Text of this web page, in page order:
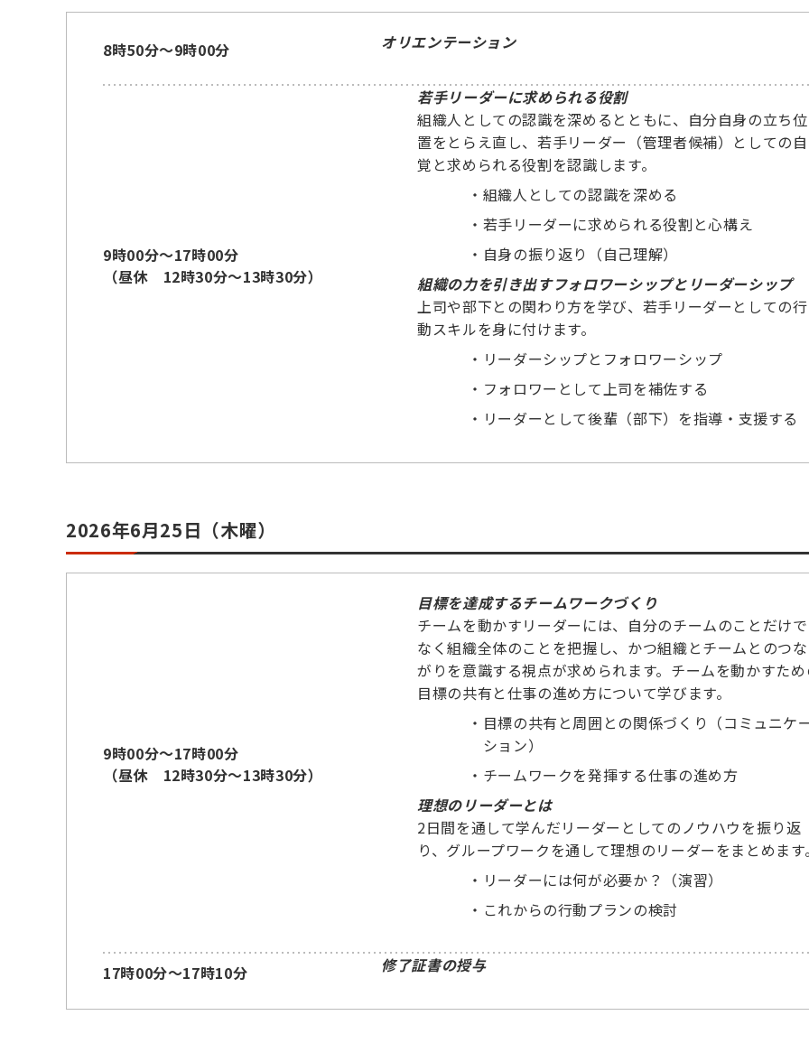
8時50分～9時00分 オリエンテーション
9時00分～17時00分
（昼休 12時30分～13時30分）
若手リーダーに求められる役割
組織人としての認識を深めるとともに、自分自身の立ち位
置をとらえ直し、若手リーダー（管理者候補）としての自
覚と求められる役割を認識します。
・ 組織人としての認識を深める
・ 若手リーダーに求められる役割と心構え
・ 自身の振り返り（自己理解）
組織の力を引き出すフォロワーシップとリーダーシップ
上司や部下との関わり方を学び、若手リーダーとしての行
動スキルを身に付けます。
・ リーダーシップとフォロワーシップ
・ フォロワーとして上司を補佐する
・ リーダーとして後輩（部下）を指導・支援する
2026年6月25日（木曜）
9時00分～17時00分
（昼休 12時30分～13時30分）
目標を達成するチームワークづくり
チームを動かすリーダーには、自分のチームのことだけで
なく組織全体のことを把握し、かつ組織とチームとのつな
がりを意識する視点が求められます。チームを動かすた
目標の共有と仕事の進め方について学びます。
・ 目標の共有と周囲との関係づくり（コミュニケ
ション）
・ チームワークを発揮する仕事の進め方
理想のリーダーとは
2日間を通して学んだリーダーとしてのノウハウを振り返
り、グループワークを通して理想のリーダーをまとめます
・ リーダーには何が必要か？（演習）
・ これからの行動プランの検討
17時00分～17時10分 修了証書の授与